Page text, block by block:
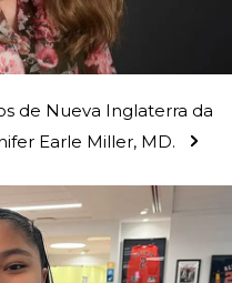
de Nueva Inglaterra da
Earle Miller, MD.